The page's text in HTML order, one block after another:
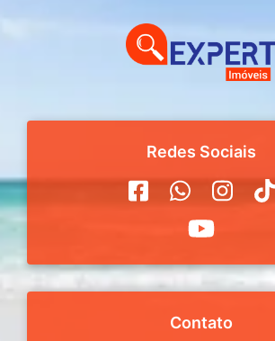
Redes Sociais
Contato